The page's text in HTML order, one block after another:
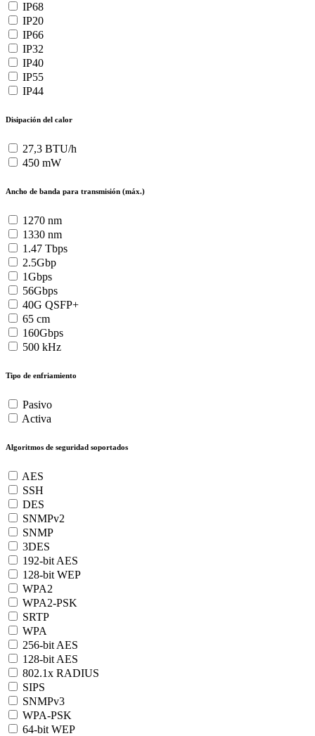
IP68
IP20
IP66
IP32
IP40
IP55
IP44
Disipación del calor
27,3 BTU/h
450 mW
Ancho de banda para transmisión (máx.)
1270 nm
1330 nm
1.47 Tbps
2.5Gbp
1Gbps
56Gbps
40G QSFP+
65 cm
160Gbps
500 kHz
Tipo de enfriamiento
Pasivo
Activa
Algoritmos de seguridad soportados
AES
SSH
DES
SNMPv2
SNMP
3DES
192-bit AES
128-bit WEP
WPA2
WPA2-PSK
SRTP
WPA
256-bit AES
128-bit AES
802.1x RADIUS
SIPS
SNMPv3
WPA-PSK
64-bit WEP